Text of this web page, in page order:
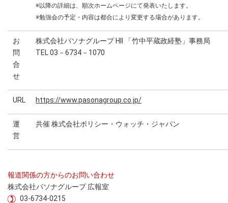
※以降の詳細は、順次ホームページにて発表いたします。
※勉強会の予定・内容は都合により変更する場合があります。
お
問
合
せ
株式会社パソナグループ HII 「竹中平蔵政経塾」事務局
TEL 03－6734－1070
URL https://www.pasonagroup.co.jp/
運
営
共催 株式会社ポリシー・ウォッチ・ジャパン
報道関係の方からのお問い合わせ
株式会社パソナグループ 広報室
03-6734-0215